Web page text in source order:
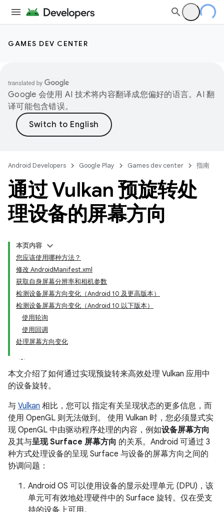
GAMES DEV CENTER
Google 会使用 AI 技术将内容翻译成您偏好的语言。AI 翻
译可能包含错误。
Android Developers Google Play Games dev center 指南
通过 Vulkan 预旋转处
理设备的屏幕方向
本页内容
您应该使用哪种方法？
修改 AndroidManifest.xml
获取自身屏幕分辨率和相机参数
检测设备屏幕方向变化（Android 10 及更高版本）
检测设备屏幕方向变化（Android 10 以下版本）
使用轮询
使用回调
处理屏幕方向变化
本文介绍了如何通过实现预旋转来高效处理 Vulkan 应用中
的设备旋转。
与 Vulkan 相比，您可以 指定有关呈现状态的更多信息，而
使用 OpenGL 则无法做到。 使用 Vulkan 时，您必须显式实
现 OpenGL 中由驱动程序处理的内容，例如设备屏幕方向
及其与呈现 Surface 屏幕方向 的关系。Android 可通过 3
种方式处理设备的呈现 Surface 与设备的屏幕方向之间的
协调问题：
Android OS 可以使用设备的显示处理单元 (DPU)，该
单元可有效地处理硬件中的 Surface 旋转。仅在受支
持的设备上可用。